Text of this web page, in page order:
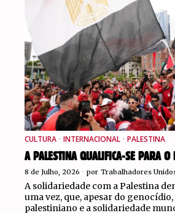
CULTURA · INTERNACIONAL · PALESTINA
A PALESTINA QUALIFICA-SE PARA O
8 de Julho, 2026 por Trabalhadores
A solidariedade com a Palestina
uma vez, que, apesar do genocídio,
palestiniano e a solidariedade